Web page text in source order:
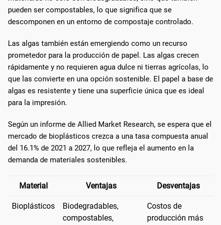
pueden ser compostables, lo que significa que se
descomponen en un entorno de compostaje controlado.
Las algas también están emergiendo como un recurso
prometedor para la producción de papel. Las algas crecen
rápidamente y no requieren agua dulce ni tierras agrícolas, lo
que las convierte en una opción sostenible. El papel a base de
algas es resistente y tiene una superficie única que es ideal
para la impresión.
Según un informe de Allied Market Research, se espera que el
mercado de bioplásticos crezca a una tasa compuesta anual
del 16.1% de 2021 a 2027, lo que refleja el aumento en la
demanda de materiales sostenibles.
Material Ventajas Desventajas
Bioplásticos
Biodegradables,
compostables,
Costos de
producción más